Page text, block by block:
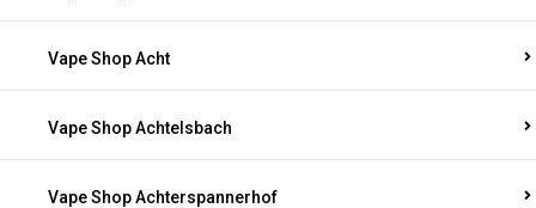
Vape Shop Acht
Vape Shop Achtelsbach
Vape Shop Achterspannerhof